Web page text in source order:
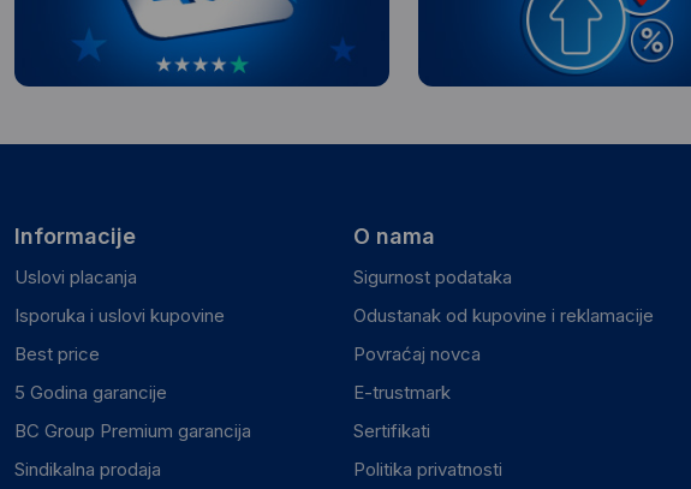
Informacije
Uslovi placanja
Isporuka i uslovi kupovine
Best price
5 Godina garancije
BC Group Premium garancija
Sindikalna prodaja
O nama
Sigurnost podataka
Odustanak od kupovine i reklamacije
Povraćaj novca
E-trustmark
Sertifikati
Politika privatnosti